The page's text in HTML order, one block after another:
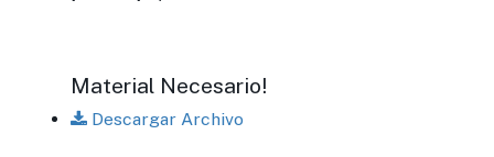
Material Necesario!
Descargar Archivo